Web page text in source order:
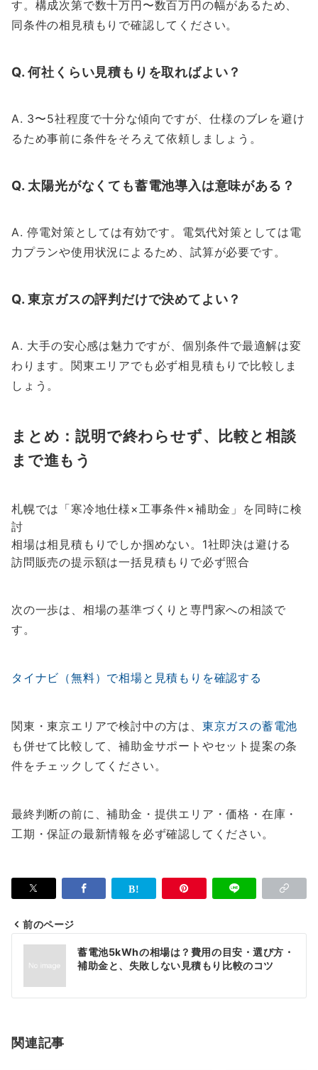
す。構成次第で数十万円〜数百万円の幅があるため、
同条件の相見積もりで確認してください。
Q. 何社くらい見積もりを取ればよい？
A. 3〜5社程度で十分な傾向ですが、仕様のブレを避け
るため事前に条件をそろえて依頼しましょう。
Q. 太陽光がなくても蓄電池導入は意味がある？
A. 停電対策としては有効です。電気代対策としては電
力プランや使用状況によるため、試算が必要です。
Q. 東京ガスの評判だけで決めてよい？
A. 大手の安心感は魅力ですが、個別条件で最適解は変
わります。関東エリアでも必ず相見積もりで比較しま
しょう。
まとめ：説明で終わらせず、比較と相談
まで進もう
札幌では「寒冷地仕様×工事条件×補助金」を同時に検
討
相場は相見積もりでしか掴めない。1社即決は避ける
訪問販売の提示額は一括見積もりで必ず照合
次の一歩は、相場の基準づくりと専門家への相談で
す。
タイナビ（無料）で相場と見積もりを確認する
関東・東京エリアで検討中の方は、 東京ガスの蓄電池
も併せて比較して、補助金サポートやセット提案の条
件をチェックしてください。
最終判断の前に、補助金・提供エリア・価格・在庫・
工期・保証の最新情報を必ず確認してください。
投
ナ
ゲ
前のページ
蓄電池5kWhの相場は？費用の目安・選び方・
補助金と、失敗しない見積もり比較のコツ
関連記事